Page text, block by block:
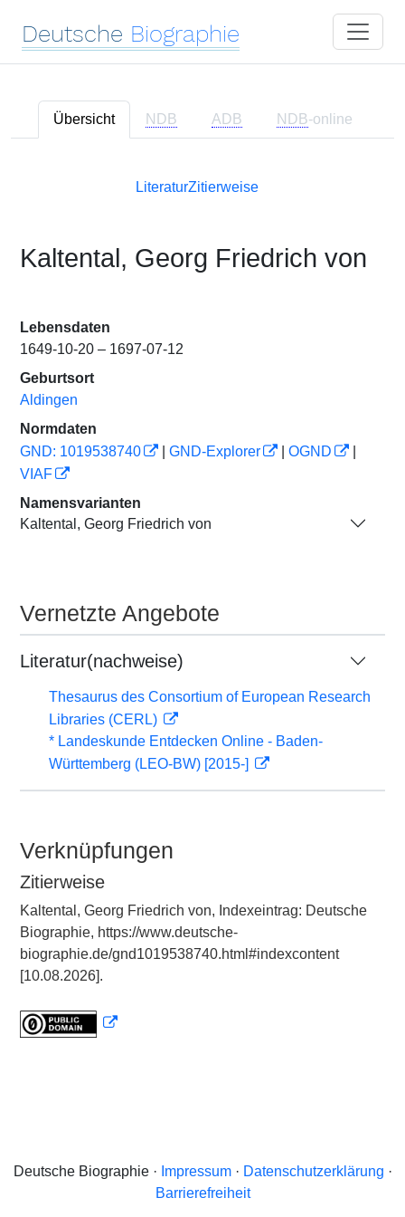
Deutsche Biographie
Übersicht NDB ADB NDB-online
LiteraturZitierweise
Kaltental, Georg Friedrich von
Lebensdaten
1649-10-20 – 1697-07-12
Geburtsort
Aldingen
Normdaten
GND: 1019538740
GND-Explorer OGND
VIAF
Namensvarianten
Kaltental, Georg Friedrich von
Vernetzte Angebote
Literatur(nachweise)
Thesaurus des Consortium of European Research
Libraries (CERL)
* Landeskunde Entdecken Online - Baden-
Württemberg (LEO-BW) [2015-]
Verknüpfungen
Zitierweise
Kaltental, Georg Friedrich von, Indexeintrag: Deutsche
Biographie, https://www.deutsche-
biographie.de/gnd1019538740.html#indexcontent
[10.08.2026].
Deutsche Biographie · Impressum· Datenschutzerklärung ·
Barrierefreiheit